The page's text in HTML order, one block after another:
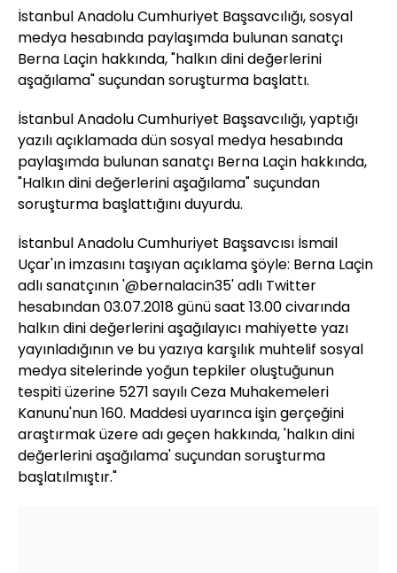
İstanbul Anadolu Cumhuriyet Başsavcılığı, sosyal
medya hesabında paylaşımda bulunan sanatçı
Berna Laçin hakkında, "halkın dini değerlerini
aşağılama" suçundan soruşturma başlattı.
İstanbul Anadolu Cumhuriyet Başsavcılığı, yaptığı
yazılı açıklamada dün sosyal medya hesabında
paylaşımda bulunan sanatçı Berna Laçin hakkında,
"Halkın dini değerlerini aşağılama" suçundan
soruşturma başlattığını duyurdu.
İstanbul Anadolu Cumhuriyet Başsavcısı İsmail
Uçar'ın imzasını taşıyan açıklama şöyle: Berna Laçin
adlı sanatçının '@bernalacin35' adlı Twitter
hesabından 03.07.2018 günü saat 13.00 civarında
halkın dini değerlerini aşağılayıcı mahiyette yazı
yayınladığının ve bu yazıya karşılık muhtelif sosyal
medya sitelerinde yoğun tepkiler oluştuğunun
tespiti üzerine 5271 sayılı Ceza Muhakemeleri
Kanunu'nun 160. Maddesi uyarınca işin gerçeğini
araştırmak üzere adı geçen hakkında, 'halkın dini
değerlerini aşağılama' suçundan soruşturma
başlatılmıştır."